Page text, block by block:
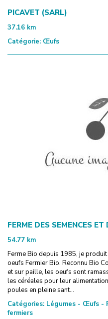
PICAVET (SARL)
37.16 km
Catégorie: Œufs
FERME DES SEMENCES ET
54.77 km
Ferme Bio depuis 1985, je
oeufs Fermier Bio. Reconnu Bio
et sur paille, les oeufs sont
les céréales pour leur
poules en pleine sant...
Catégories: Légumes - Œufs -
fermiers